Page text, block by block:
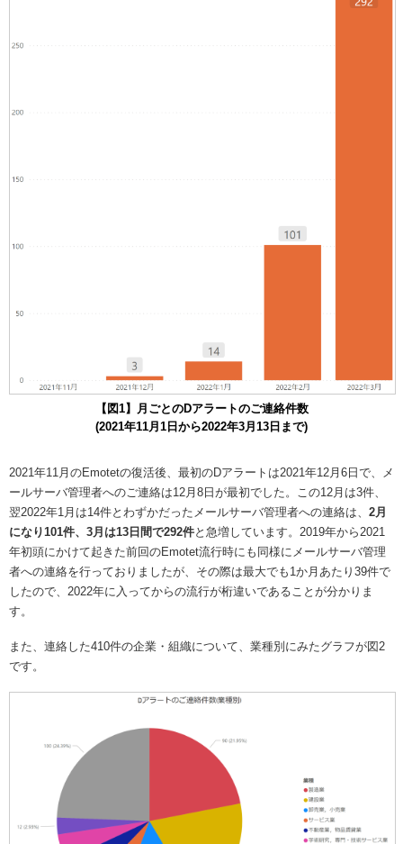
【図1】月ごとのDアラートのご連絡件数
(2021年11月1日から2022年3月13日まで)
2021年11月のEmotetの復活後、最初のDアラートは2021年12月6日で、メ
ールサーバ管理者へのご連絡は12月8日が最初でした。この12月は3件、
翌2022年1月は14件とわずかだったメールサーバ管理者への連絡は、 2月
になり101件、3月は13日間で292件と急増しています。2019年から2021
年初頭にかけて起きた前回のEmotet流行時にも同様にメールサーバ管理
者への連絡を行っておりましたが、その際は最大でも1か月あたり39件で
したので、2022年に入ってからの流行が桁違いであることが分かりま
す。
また、連絡した410件の企業・組織について、業種別にみたグラフが図2
です。